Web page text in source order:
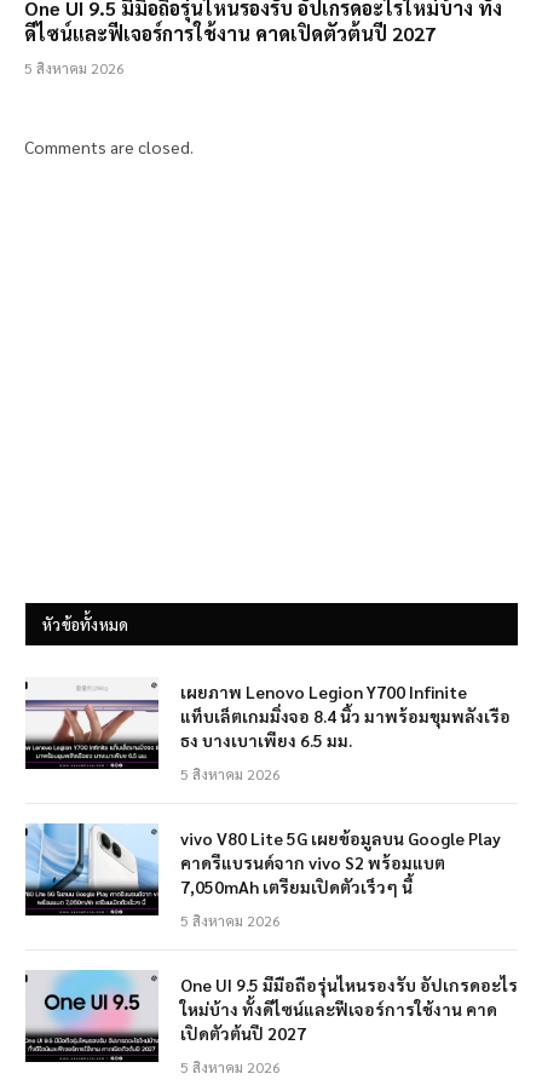
One UI 9.5 มีมือถือรุ่นไหนรองรับ อัปเกรดอะไรใหม่บ้าง ทั้ง
ดีไซน์และฟีเจอร์การใช้งาน คาดเปิดตัวต้นปี 2027
5 สิงหาคม 2026
Comments are closed.
หัวข้อทั้งหมด
เผยภาพ Lenovo Legion Y700 Infinite
แท็บเล็ตเกมมิ่งจอ 8.4 นิ้ว มาพร้อมขุมพลังเรือ
ธง บางเบาเพียง 6.5 มม.
5 สิงหาคม 2026
vivo V80 Lite 5G เผยข้อมูลบน Google Play
คาดรีแบรนด์จาก vivo S2 พร้อมแบต
7,050mAh เตรียมเปิดตัวเร็วๆ นี้
5 สิงหาคม 2026
One UI 9.5 มีมือถือรุ่นไหนรองรับ อัปเกรดอะไร
ใหม่บ้าง ทั้งดีไซน์และฟีเจอร์การใช้งาน คาด
เปิดตัวต้นปี 2027
5 สิงหาคม 2026